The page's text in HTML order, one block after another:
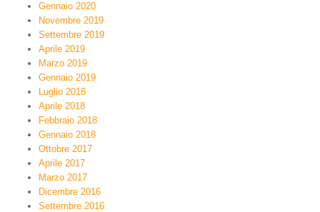
Gennaio 2020
Novembre 2019
Settembre 2019
Aprile 2019
Marzo 2019
Gennaio 2019
Luglio 2018
Aprile 2018
Febbraio 2018
Gennaio 2018
Ottobre 2017
Aprile 2017
Marzo 2017
Dicembre 2016
Settembre 2016